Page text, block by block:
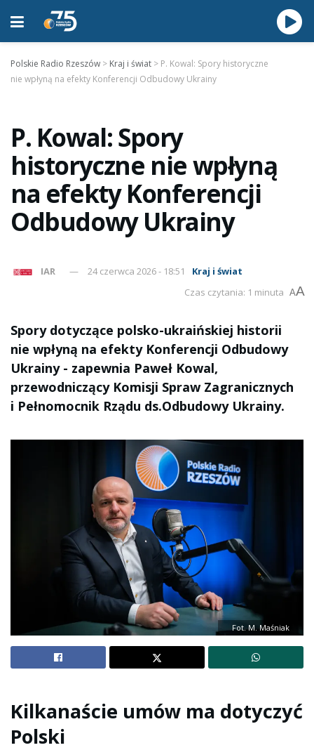
Polskie Radio Rzeszów > Kraj i świat > P. Kowal: Spory historyczne
nie wpłyną na efekty Konferencji Odbudowy Ukrainy
P. Kowal: Spory
historyczne nie wpłyną
na efekty Konferencji
Odbudowy Ukrainy
IAR 24 czerwca 2026 - 18:51
Kraj i świat
Czas czytania: 1 minuta AA
Spory dotyczące polsko-ukraińskiej historii
nie wpłyną na efekty Konferencji Odbudowy
Ukrainy - zapewnia Paweł Kowal,
przewodniczący Komisji Spraw Zagranicznych
i Pełnomocnik Rządu ds.Odbudowy Ukrainy.
Fot. M. Maśniak
Kilkanaście umów ma dotyczyć
Polski